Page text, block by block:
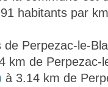
habitants par
Perpezac-le-
km de Perpezac-
à 3.14 km de